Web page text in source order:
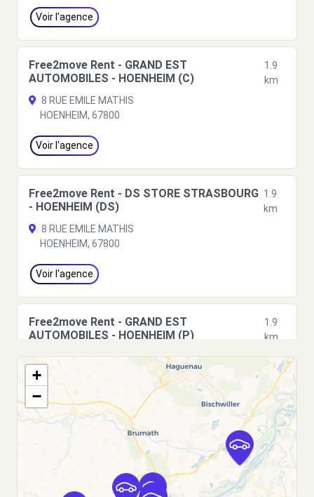
Voir l'agence
Free2move Rent - GRAND EST
AUTOMOBILES - HOENHEIM (C)
1.9
km
8 RUE EMILE MATHIS
HOENHEIM, 67800
Voir l'agence
Free2move Rent - DS STORE STRASBOURG
- HOENHEIM (DS)
1.9
km
8 RUE EMILE MATHIS
HOENHEIM, 67800
Voir l'agence
Free2move Rent - GRAND EST
AUTOMOBILES - HOENHEIM (P)
1.9
km
1A RUE EMILE MATHIS
HOENHEIM, FR-67, 67800
Voir l'agence
Free2Move Rent - GARAGE FRANCIS
ICHTERTZ - SOUFFELWEYERSHEIM (C)
2.8
km
23 ROUTE DE BRUMATH
+
−